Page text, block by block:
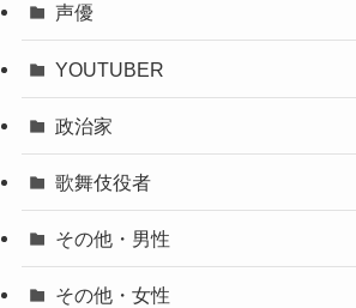
声優
YOUTUBER
政治家
歌舞伎役者
その他・男性
その他・女性